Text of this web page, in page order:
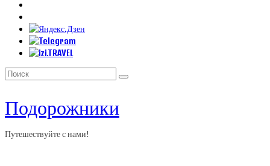
Искать:
Подорожники
Путешествуйте с нами!